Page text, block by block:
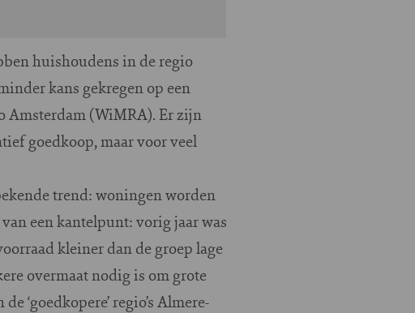
huishoudens in de regio
kans gekregen op een
Amsterdam (WiMRA). Er zijn
goedkoop, maar voor veel
trend: woningen worden
een kantelpunt: vorig jaar was
kleiner dan de groep lage
overmaat nodig is om grote
‘goedkopere’ regio’s Almere-